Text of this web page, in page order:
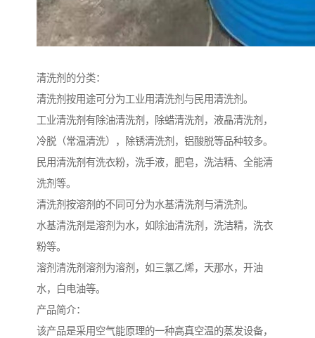
清洗剂的分类：
清洗剂按用途可分为工业用清洗剂与民用清洗剂。
工业清洗剂有除油清洗剂，除蜡清洗剂，液晶清洗剂，
冷脱（常温清洗），除锈清洗剂，铝酸脱等品种较多。
民用清洗剂有洗衣粉，洗手液，肥皂，洗洁精、全能清
洗剂等。
清洗剂按溶剂的不同可分为水基清洗剂与清洗剂。
水基清洗剂是溶剂为水，如除油清洗剂，洗洁精，洗衣
粉等。
溶剂清洗剂溶剂为溶剂，如三氯乙烯，天那水，开油
水，白电油等。
产品简介：
该产品是采用空气能原理的一种高真空温的蒸发设备，